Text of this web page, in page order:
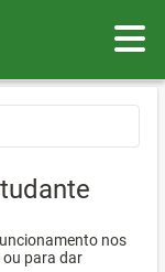
nos
para dar